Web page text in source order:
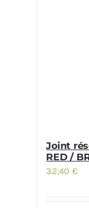
Joint
RED /
32,40 €